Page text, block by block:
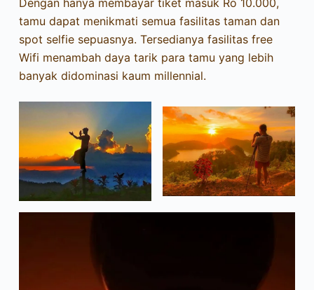
tamu dapat menikmati semua fasilitas taman dan
spot selfie sepuasnya. Tersedianya fasilitas free
Wifi menambah daya tarik para tamu yang lebih
banyak didominasi kaum millennial.